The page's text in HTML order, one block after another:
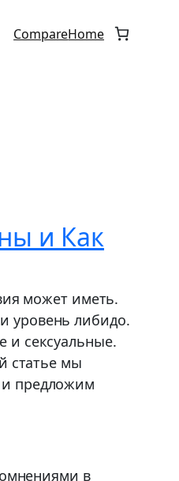
CompareHome
и Как
может иметь.
уровень либидо.
и сексуальные.
статье мы
предложим
в